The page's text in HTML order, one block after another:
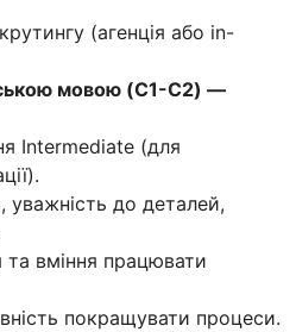
(агенція або in-
мовою (C1-C2) —
Intermediate (для
уважність до деталей,
та вміння працювати
покращувати процеси.